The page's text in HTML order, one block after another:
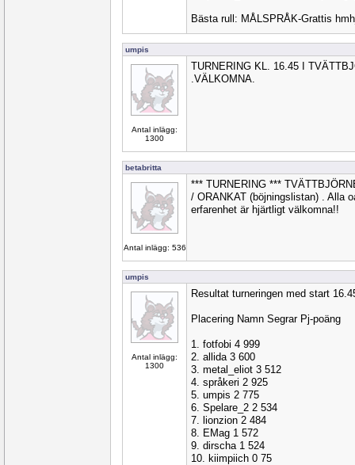
Bästa rull: MÅLSPRÅK-Grattis
umpis
Antal inlägg:
1300
TURNERING KL. 16.45 I
.VÄLKOMNA.
betabritta
Antal inlägg: 536
*** TURNERING ***
/ ORANKAT (böjningslistan) . Alla
erfarenhet är hjärtligt välkomna!!
umpis
Antal inlägg:
1300
Resultat turneringen med start
Placering Namn Segrar Pj-poäng
1. fotfobi 4 999
2. allida 3 600
3. metal_eliot 3 512
4. språkeri 2 925
5. umpis 2 775
6. Spelare_2 2 534
7. lionzion 2 484
8. EMag 1 572
9. dirscha 1 524
10. kiimpiich 0 75